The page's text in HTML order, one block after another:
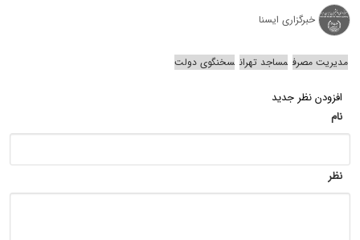
خبرگزاری ایسنا
مدیریت مصرف مساجد تهران سخنگوی دولت
افزودن نظر جدید
نام
نظر